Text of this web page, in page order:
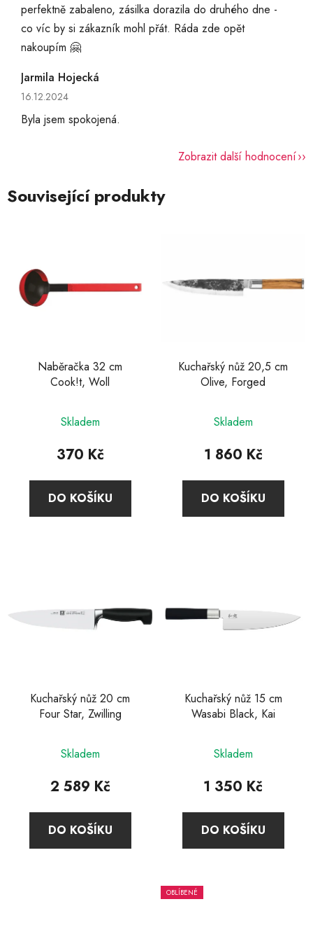
perfektně zabaleno, zásilka dorazila do druhého dne -
co víc by si zákazník mohl přát. Ráda zde opět
nakoupím 🤗
Jarmila Hojecká
Hodnocení obchodu je 5 z 5 hvězdiček.
16.12.2024
Byla jsem spokojená.
Zobrazit další hodnocení
Související produkty
Naběračka 32 cm
Cook!t, Woll
hodnocení
produktu
4,6
z
Skladem
370 Kč
DO KOŠÍKU
Kuchařský nůž 20,5 cm
Olive, Forged
Skladem
1 860 Kč
DO KOŠÍKU
Kuchařský nůž 20 cm
Four Star, Zwilling
hodnocení
produktu
5,0
z
Skladem
2 589 Kč
DO KOŠÍKU
Kuchařský nůž 15 cm
Wasabi Black, Kai
hodnocení
produktu
5,0
z
Skladem
1 350 Kč
DO KOŠÍKU
OBLÍBENÉ